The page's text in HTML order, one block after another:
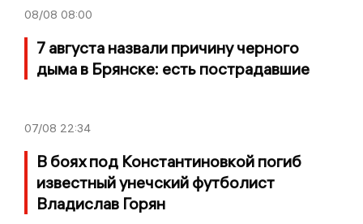
08/08 08:00
7 августа назвали причину черного
дыма в Брянске: есть пострадавшие
07/08 22:34
В боях под Константиновкой погиб
известный унечский футболист
Владислав Горян